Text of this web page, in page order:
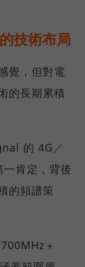
技術布局
覺，但對電
的長期累積
的 4G／
肯定，背後
的頻譜策
＋